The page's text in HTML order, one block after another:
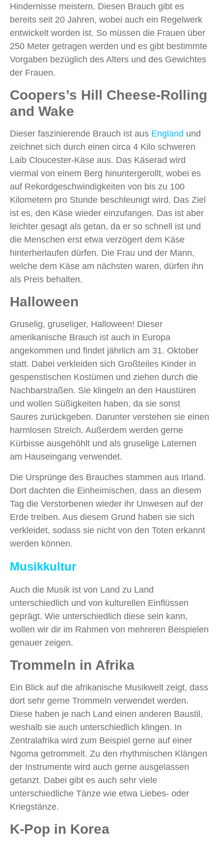
Hindernisse meistern. Diesen Brauch gibt es
bereits seit 20 Jahren, wobei auch ein Regelwerk
entwickelt worden ist. So müssen die Frauen über
250 Meter getragen werden und es gibt bestimmte
Vorgaben bezüglich des Alters und des Gewichtes
der Frauen.
Coopers’s Hill Cheese-Rolling
and Wake
Dieser faszinierende Brauch ist aus England und
zeichnet sich durch einen circa 4 Kilo schweren
Laib Cloucester-Käse aus. Das Käserad wird
viermal von einem Berg hinuntergerollt, wobei es
auf Rekordgeschwindigkeiten von bis zu 100
Kilometern pro Stunde beschleunigt wird. Das Ziel
ist es, den Käse wieder einzufangen. Das ist aber
leichter gesagt als getan, da er so schnell ist und
die Menschen erst etwa verzögert dem Käse
hinterherlaufen dürfen. Die Frau und der Mann,
welche dem Käse am nächsten waren, dürfen ihn
als Preis behalten.
Halloween
Gruselig, gruseliger, Halloween! Dieser
amerikanische Brauch ist auch in Europa
angekommen und findet jährlich am 31. Oktober
statt. Dabei verkleiden sich Großteiles Kinder in
gespenstischen Kostümen und ziehen durch die
Nachbarstraßen. Sie klingeln an den Haustüren
und wollen Süßigkeiten haben, da sie sonst
Saures zurückgeben. Darunter verstehen sie einen
harmlosen Streich. Außerdem werden gerne
Kürbisse ausgehöhlt und als gruselige Laternen
am Hauseingang verwendet.
Die Ursprünge des Brauches stammen aus Irland.
Dort dachten die Einheimischen, dass an diesem
Tag die Verstorbenen wieder ihr Unwesen auf der
Erde treiben. Aus diesem Grund haben sie sich
verkleidet, sodass sie nicht von den Toten erkannt
werden können.
Musikkultur
Auch die Musik ist von Land zu Land
unterschiedlich und von kulturellen Einflüssen
geprägt. Wie unterschiedlich diese sein kann,
wollen wir dir im Rahmen von mehreren Beispielen
genauer zeigen.
Trommeln in Afrika
Ein Blick auf die afrikanische Musikwelt zeigt, dass
dort sehr gerne Trommeln verwendet werden.
Diese haben je nach Land einen anderen Baustil,
weshalb sie auch unterschiedlich klingen. In
Zentralafrika wird zum Beispiel gerne auf einer
Ngoma getrommelt. Zu den rhythmischen Klängen
der Instrumente wird auch gerne ausgelassen
getanzt. Dabei gibt es auch sehr viele
unterschiedliche Tänze wie etwa Liebes- oder
Kriegstänze.
K-Pop in Korea